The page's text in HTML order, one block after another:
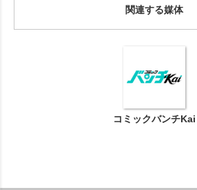
関連する媒体
コミックバンチKai